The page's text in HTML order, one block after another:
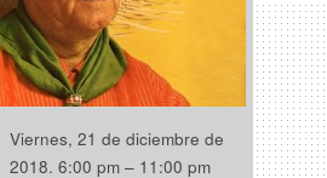
Viernes, 21 de diciembre de
2018. 6:00 pm – 11:00 pm